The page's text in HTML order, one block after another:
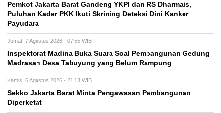
Pemkot Jakarta Barat Gandeng YKPI dan RS Dharmais,
Puluhan Kader PKK Ikuti Skrining Deteksi Dini Kanker
Payudara
Jumat, 7 Agustus 2026 - 07:55 WIB
Inspektorat Madina Buka Suara Soal Pembangunan Gedung
Madrasah Desa Tabuyung yang Belum Rampung
Kamis, 6 Agustus 2026 - 21:13 WIB
Sekko Jakarta Barat Minta Pengawasan Pembangunan
Diperketat